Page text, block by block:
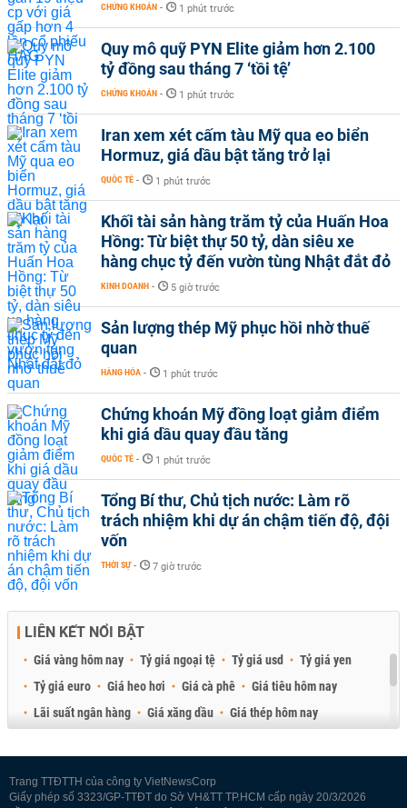
CHỨNG KHOÁN - 1 phút trước
Quy mô quỹ PYN Elite giảm hơn 2.100
tỷ đồng sau tháng 7 ‘tồi tệ’
CHỨNG KHOÁN - 1 phút trước
Iran xem xét cấm tàu Mỹ qua eo biển
Hormuz, giá dầu bật tăng trở lại
QUỐC TẾ - 1 phút trước
Khối tài sản hàng trăm tỷ của Huấn Hoa
Hồng: Từ biệt thự 50 tỷ, dàn siêu xe
hàng chục tỷ đến vườn tùng Nhật đắt đỏ
KINH DOANH - 5 giờ trước
Sản lượng thép Mỹ phục hồi nhờ thuế
quan
HÀNG HÓA - 1 phút trước
Chứng khoán Mỹ đồng loạt giảm điểm
khi giá dầu quay đầu tăng
QUỐC TẾ - 1 phút trước
Tổng Bí thư, Chủ tịch nước: Làm rõ
trách nhiệm khi dự án chậm tiến độ, đội
vốn
THỜI SỰ - 7 giờ trước
LIÊN KẾT NỔI BẬT
Giá vàng hôm nay Tỷ giá ngoại tệ Tỷ giá usd
Tỷ giá yen
Tỷ giá euro
Giá heo hơi Giá cà phê
Giá tiêu hôm nay
Lãi suất ngân hàng
Giá xăng dầu
Giá thép hôm nay
Trang TTĐTTH của công ty VietNewsCorp
Giấy phép số 3323/GP-TTĐT do Sở VH&TT TP.HCM cấp ngày 20/3/2026